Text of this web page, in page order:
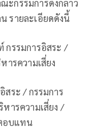
ะกรรมการดังกล่าว
รายละเอียดดังนี้
กรรมการอิสระ /
ารความเสี่ยง
สระ / กรรมการ
ารความเสี่ยง /
อบแทน